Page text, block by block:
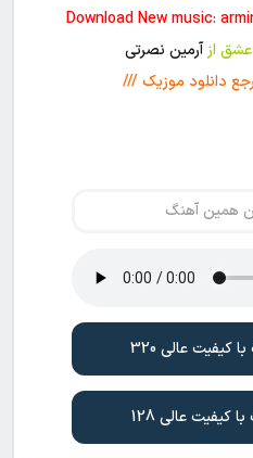
Download New music:
ازآرمین نصرتی
دانلود موزیک ///
همین آهنگ
کیفیت عالی 320
کیفیت عالی 128